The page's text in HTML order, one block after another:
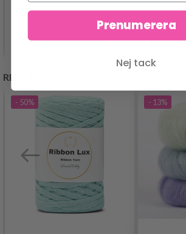
REKOMMENDERAS FÖR DIG
- 50% - 13%
Prenumerera
Nej tack